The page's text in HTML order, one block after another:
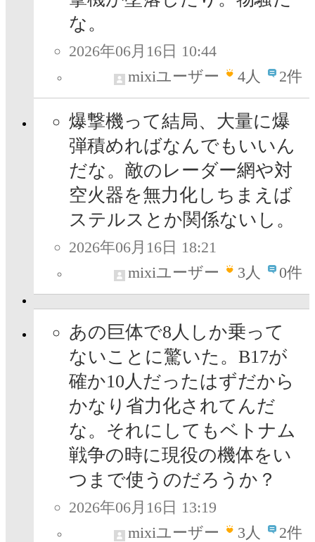
な。
2026年06月16日 10:44
mixiユーザー
4人 2件
爆撃機って結局、大量に爆
弾積めればなんでもいいん
だな。敵のレーダー網や対
空火器を無力化しちまえば
ステルスとか関係ないし。
2026年06月16日 18:21
mixiユーザー
3人 0件
あの巨体で8人しか乗って
ないことに驚いた。B17が
確か10人だったはずだから
かなり省力化されてんだ
な。それにしてもベトナム
戦争の時に現役の機体をい
つまで使うのだろうか？
2026年06月16日 13:19
mixiユーザー
3人 2件